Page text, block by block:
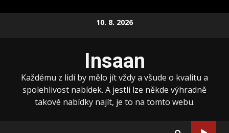
10. 8. 2026
Insaan
Každému z lidí by mělo jít vždy a všude o kvalitu a
spolehlivost nabídek. A jestli lze někde výhradně
takové nabídky najít, je to na tomto webu.